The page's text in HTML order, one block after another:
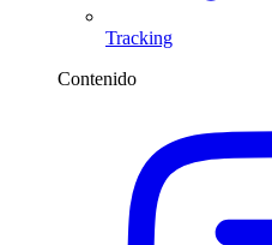
Tracking
Contenido